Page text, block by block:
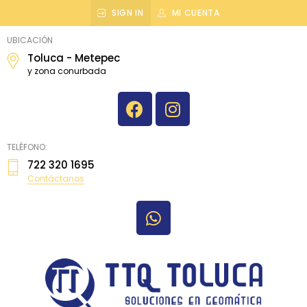
SIGN IN MI CUENTA
topografiatoluca
UBICACIÓN
Toluca - Metepec
y zona conurbada
TELÉFONO:
722 320 1695
Contáctanos